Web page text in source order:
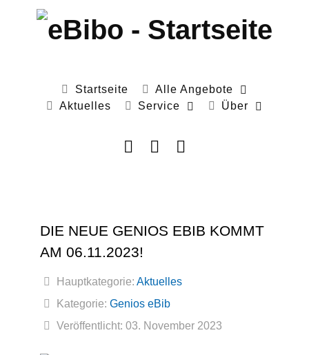
Startseite
Alle Angebote
Aktuelles
Service Über
DIE NEUE GENIOS EBIB KOMMT
AM 06.11.2023!
Hauptkategorie: Aktuelles
Kategorie: Genios eBib
Veröffentlicht: 03. November 2023